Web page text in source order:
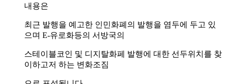
내용은
최근 발행을 예고한 인민화폐의 발행을 염두에 두고 있
으며 E-유로화등의 서방국의
스테이블코인 및 디지탈화페 발행에 대한 선두위치를 찾
이하고저 하는 변화조짐